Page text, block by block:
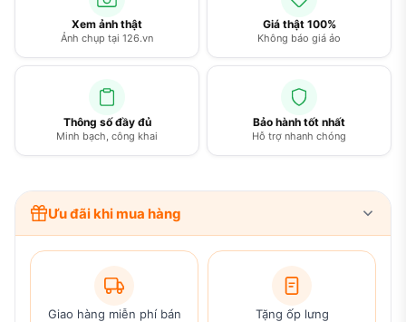
Xem ảnh thật
Ảnh chụp tại 126.vn
Giá thật 100%
Không báo giá ảo
Thông số đầy đủ
Minh bạch, công khai
Bảo hành tốt nhất
Hỗ trợ nhanh chóng
Ưu đãi khi mua hàng
Giao hàng miễn phí bán
Tặng ốp lưng